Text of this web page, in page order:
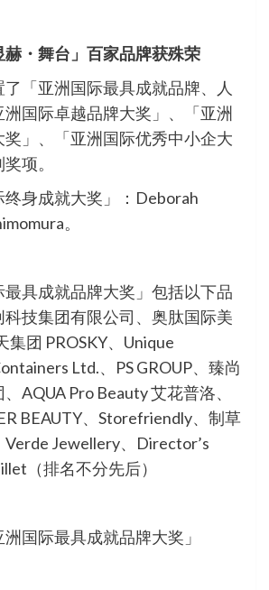
赫・舞台」百家品牌获殊荣
「亚洲国际最具成就品牌、人
国际卓越品牌大奖」、「亚洲
」、「亚洲国际优秀中小企大
项。
身成就大奖」：Deborah
。
具成就品牌大奖」包括以下品
技集团有限公司、奥肽国际美
集团 PROSKY、Unique
Ltd.、PS GROUP、臻尚
AQUA Pro Beauty 艾花普洛、
BEAUTY、Storefriendly、制草
Verde Jewellery、Director’s
（排名不分先后）
国际最具成就品牌大奖」